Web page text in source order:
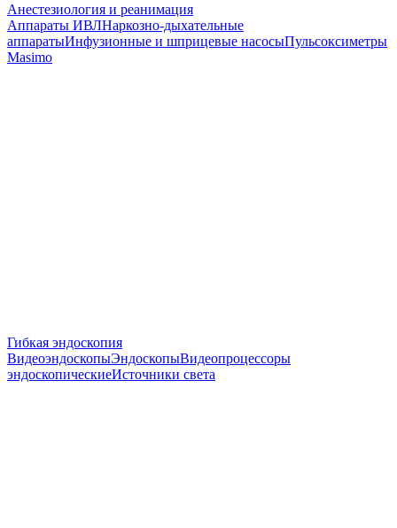
Анестезиология и реанимация
Аппараты ИВЛНаркозно-дыхательные
аппаратыИнфузионные и шприцевые насосыПульсоксиметры
Masimo
Гибкая эндоскопия
ВидеоэндоскопыЭндоскопыВидеопроцессоры
эндоскопическиеИсточники света